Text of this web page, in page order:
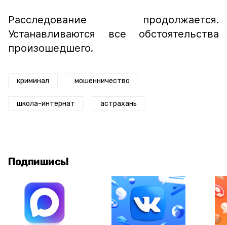
Расследование продолжается.
Устанавливаются все обстоятельства
произошедшего.
криминал мошенничество
школа-интернат астрахань
Подпишись!